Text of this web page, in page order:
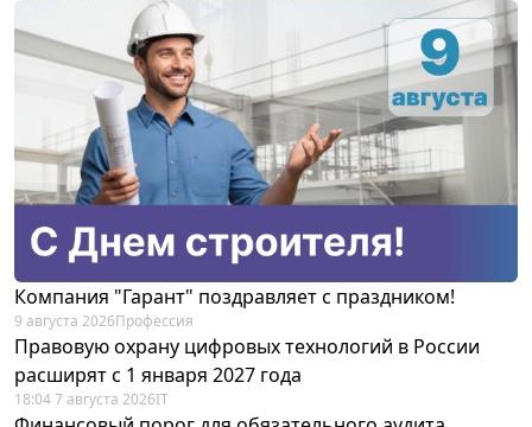
Компания "Гарант" поздравляет с праздником!
9 августа 2026Профессия
Правовую охрану цифровых технологий в России
расширят с 1 января 2027 года
18:04 7 августа 2026IT